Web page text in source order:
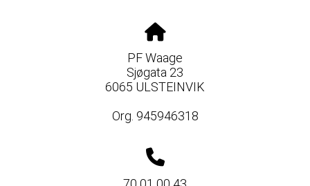
PF Waage
Sjøgata 23
6065 ULSTEINVIK
Org. 945946318